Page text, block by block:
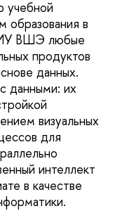
учебной
образования в
ВШЭ любые
продуктов
данных.
данными: их
визуальных
для
интеллект
в качестве